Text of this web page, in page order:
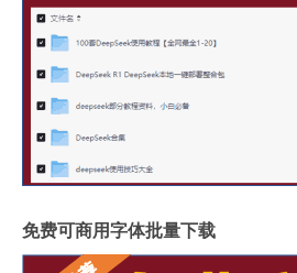
免费可商用字体批量下载